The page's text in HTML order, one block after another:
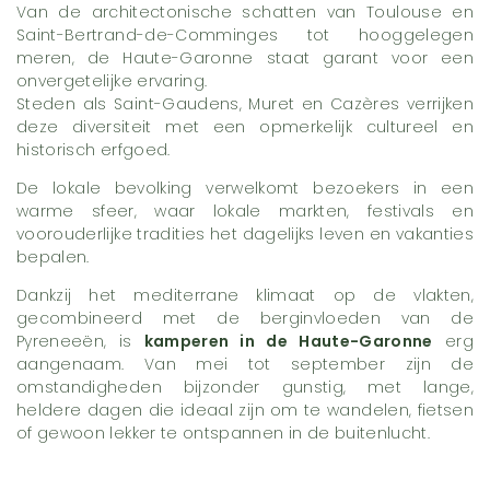
Van de architectonische schatten van Toulouse en
Saint-Bertrand-de-Comminges tot hooggelegen
meren, de Haute-Garonne staat garant voor een
onvergetelijke ervaring.
Steden als Saint-Gaudens, Muret en Cazères verrijken
deze diversiteit met een opmerkelijk cultureel en
historisch erfgoed.
De lokale bevolking verwelkomt bezoekers in een
warme sfeer, waar lokale markten, festivals en
voorouderlijke tradities het dagelijks leven en vakanties
bepalen.
Dankzij het mediterrane klimaat op de vlakten,
gecombineerd met de berginvloeden van de
Pyreneeën, is kamperen in de Haute-Garonne erg
aangenaam. Van mei tot september zijn de
omstandigheden bijzonder gunstig, met lange,
heldere dagen die ideaal zijn om te wandelen, fietsen
of gewoon lekker te ontspannen in de buitenlucht.